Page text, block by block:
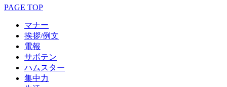
PAGE TOP
マナー
挨拶/例文
電報
サボテン
ハムスター
集中力